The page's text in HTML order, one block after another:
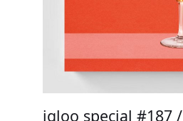
igloo special #187